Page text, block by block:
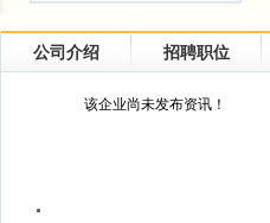
公司介绍 招聘职位
该企业尚未发布资讯！